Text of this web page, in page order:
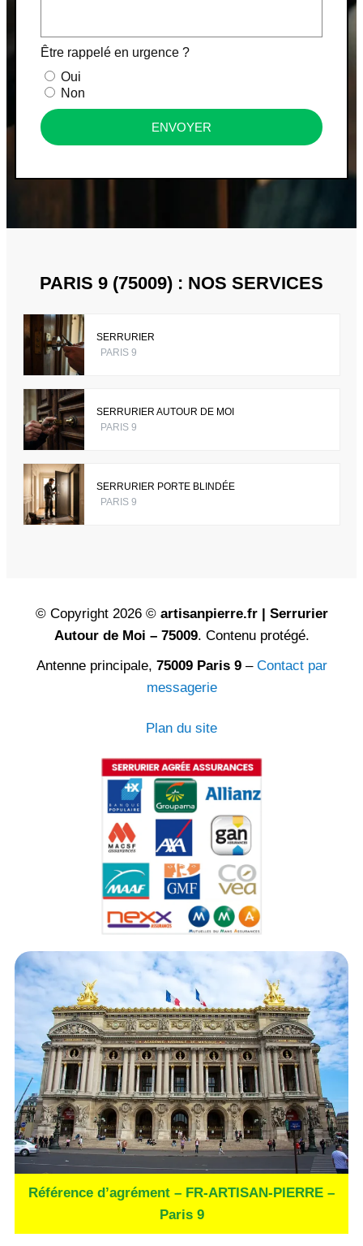
Être rappelé en urgence ?
Oui
Non
ENVOYER
PARIS 9 (75009) : NOS SERVICES
SERRURIER
PARIS 9
SERRURIER AUTOUR DE MOI
PARIS 9
SERRURIER PORTE BLINDÉE
PARIS 9
© Copyright 2026 © artisanpierre.fr | Serrurier
Autour de Moi – 75009. Contenu protégé.
Antenne principale, 75009 Paris 9– Contact par
messagerie
Plan du site
Référence d’agrément – FR-ARTISAN-PIERRE –
Paris 9